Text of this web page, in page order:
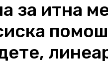
за итна
помош